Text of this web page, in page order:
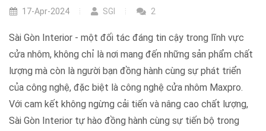
17-Apr-2024 SGI 2
Sài Gòn Interior - một đối tác đáng tin cậy trong lĩnh vực
cửa nhôm, không chỉ là nơi mang đến những sản phẩm chất
lượng mà còn là người bạn đồng hành cùng sự phát triển
của công nghệ, đặc biệt là công nghệ cửa nhôm Maxpro.
Với cam kết không ngừng cải tiến và nâng cao chất lượng,
Sài Gòn Interior tự hào đồng hành cùng sự tiến bộ trong